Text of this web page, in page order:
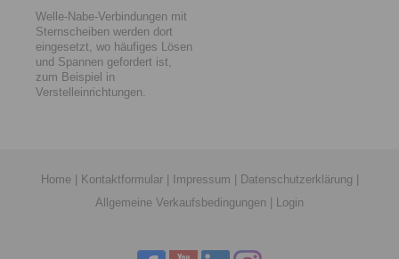
Welle-Nabe-Verbindungen mit
Sternscheiben werden dort
eingesetzt, wo häufiges Lösen
und Spannen gefordert ist,
zum Beispiel in
Verstelleinrichtungen.
Home| Kontaktformular| Impressum | Datenschutzerklärung |
Allgemeine Verkaufsbedingungen | Login